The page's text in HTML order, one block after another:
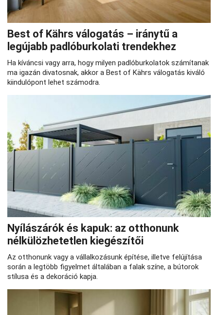
Best of Kährs válogatás – iránytű a
legújabb padlóburkolati trendekhez
Ha kíváncsi vagy arra, hogy milyen padlóburkolatok számítanak
ma igazán divatosnak, akkor a Best of Kährs válogatás kiváló
kiindulópont lehet számodra.
Nyílászárók és kapuk: az otthonunk
nélkülözhetetlen kiegészítői
Az otthonunk vagy a vállalkozásunk építése, illetve felújítása
során a legtöbb figyelmet általában a falak színe, a bútorok
stílusa és a dekoráció kapja.